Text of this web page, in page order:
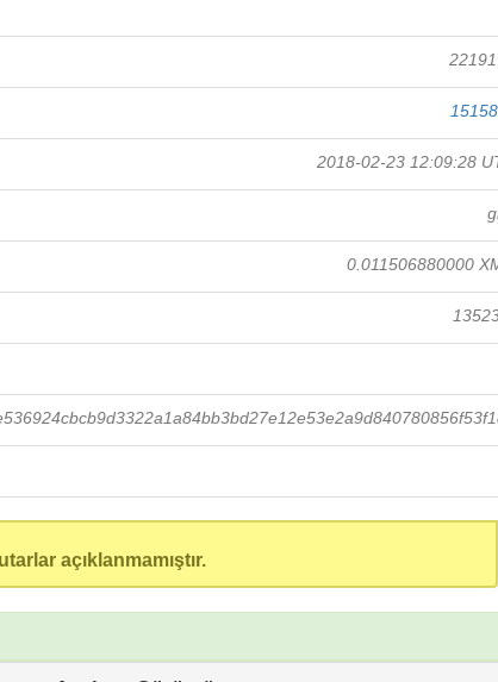
2018-02-23 12:09:28
0.011506880000
açıklanmamıştır.